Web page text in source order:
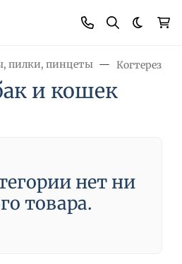
пилки, пинцеты Когтерезы
и кошек
нет ни
товара.